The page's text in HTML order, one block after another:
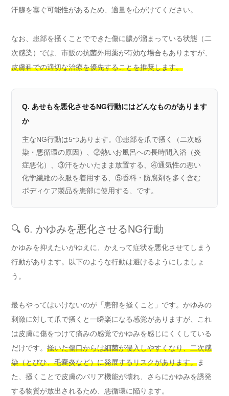
汗腺を塞ぐ可能性があるため、適量を心がけてください。
なお、患部を掻くことでできた傷に膿が溜まっている状態（二
次感染）では、市販の抗菌外用薬が有効な場合もありますが、
皮膚科での適切な治療を優先することを推奨します。
Q. あせもを悪化させるNG行動にはどんなものがあります
か
主なNG行動は5つあります。①患部を爪で掻く（二次感
染・悪循環の原因）、②熱いお風呂への長時間入浴（炎
症悪化）、③汗をかいたまま放置する、④通気性の悪い
化学繊維の衣服を着用する、⑤香料・防腐剤を多く含む
ボディケア製品を患部に使用する、です。
🔍 6. かゆみを悪化させるNG行動
かゆみを抑えたいがゆえに、かえって症状を悪化させてしまう
行動があります。以下のような行動は避けるようにしましょ
う。
最もやってはいけないのが「患部を掻くこと」です。かゆみの
刺激に対して爪で掻くと一瞬楽になる感覚がありますが、これ
は皮膚に傷をつけて痛みの感覚でかゆみを感じにくくしている
だけです。 掻いた傷口からは細菌が侵入しやすくなり、二次感
染（とびひ、毛嚢炎など）に発展するリスクがあります。ま
た、掻くことで皮膚のバリア機能が壊れ、さらにかゆみを誘発
する物質が放出されるため、悪循環に陥ります。